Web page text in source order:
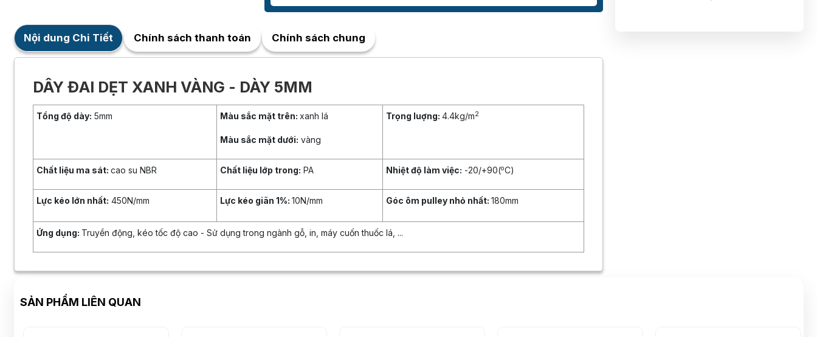
Nội dung Chi Tiết Chính sách thanh toán Chính sách chung
DÂY ĐAI DẸT XANH VÀNG - DÀY 5MM
Tổng độ dày: 5mm Màu sắc mặt trên: xanh lá
Màu sắc mặt dưới: vàng
Trọng luợng: 4.4kg/m2
Chất liệu ma sát: cao su NBR Chất liệu lớp trong: PA Nhiệt độ làm việc: -20/+90(oC)
Lực kéo lớn nhất: 450N/mm Lực kéo giãn 1%: 10N/mm Góc ôm pulley nhỏ nhất: 180mm
Ứng dụng: Truyền động, kéo tốc độ cao - Sử dụng trong ngành gỗ, in, máy cuốn thuốc lá, ...
SẢN PHẨM LIÊN QUAN